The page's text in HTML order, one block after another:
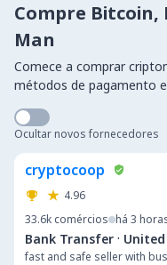
Compre
Man
Comece a comprar
métodos de pagamento
Ocultar novos fornecedores
cryptocoop
4.96
33.6k comércios há 3
Bank Transfer ·
fast and safe seller with